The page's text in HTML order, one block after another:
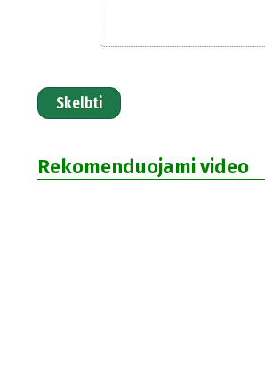
Skelbti
Rekomenduojami video